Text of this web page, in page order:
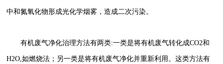
中和氮氧化物形成光化学烟雾，造成二次污染。
有机废气净化治理方法有两类:一类是将有机废气转化成CO2和
H2O,如燃烧法；另一类是将有机废气净化并重新利用。这类方法有